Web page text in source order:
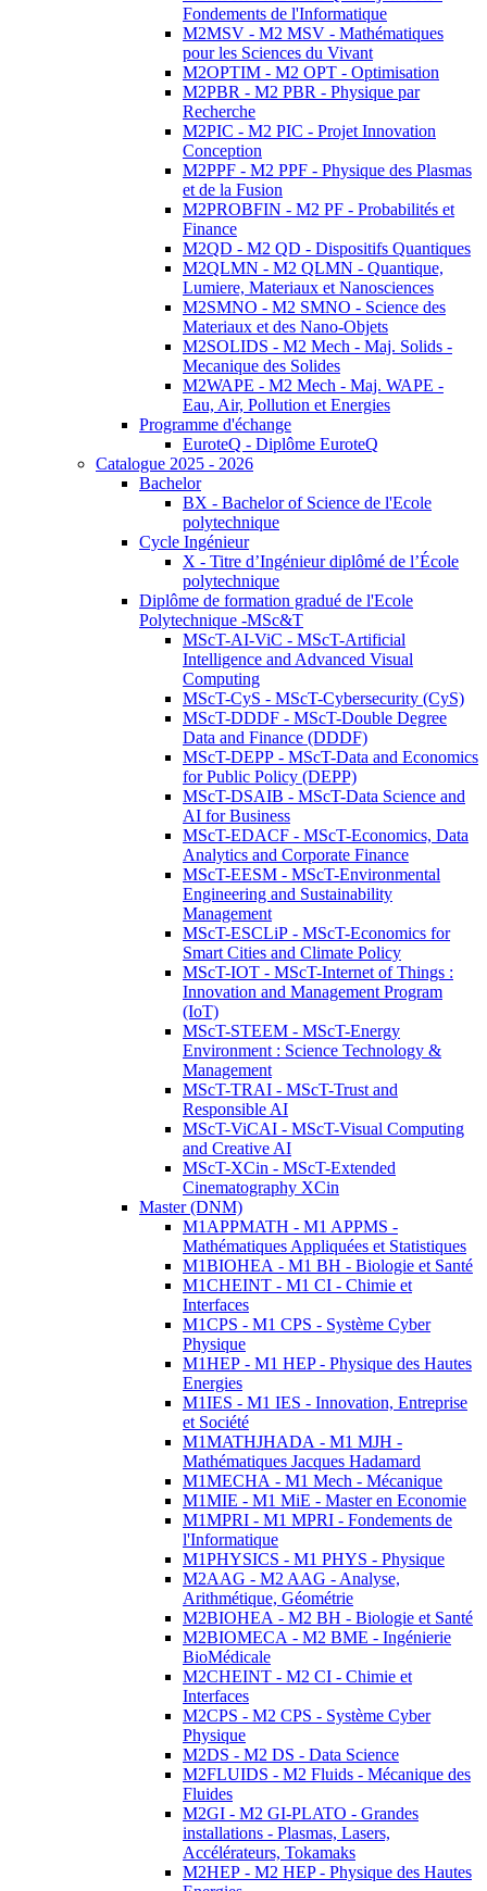
Fondements de l'Informatique
M2MSV - M2 MSV - Mathématiques
pour les Sciences du Vivant
M2OPTIM - M2 OPT - Optimisation
M2PBR - M2 PBR - Physique par
Recherche
M2PIC - M2 PIC - Projet Innovation
Conception
M2PPF - M2 PPF - Physique des Plasmas
et de la Fusion
M2PROBFIN - M2 PF - Probabilités et
Finance
M2QD - M2 QD - Dispositifs Quantiques
M2QLMN - M2 QLMN - Quantique,
Lumiere, Materiaux et Nanosciences
M2SMNO - M2 SMNO - Science des
Materiaux et des Nano-Objets
M2SOLIDS - M2 Mech - Maj. Solids -
Mecanique des Solides
M2WAPE - M2 Mech - Maj. WAPE -
Eau, Air, Pollution et Energies
Programme d'échange
EuroteQ - Diplôme EuroteQ
Catalogue 2025 - 2026
Bachelor
BX - Bachelor of Science de l'Ecole
polytechnique
Cycle Ingénieur
X - Titre d’Ingénieur diplômé de l’École
polytechnique
Diplôme de formation gradué de l'Ecole
Polytechnique -MSc&T
MScT-AI-ViC - MScT-Artificial
Intelligence and Advanced Visual
Computing
MScT-CyS - MScT-Cybersecurity (CyS)
MScT-DDDF - MScT-Double Degree
Data and Finance (DDDF)
MScT-DEPP - MScT-Data and Economics
for Public Policy (DEPP)
MScT-DSAIB - MScT-Data Science and
AI for Business
MScT-EDACF - MScT-Economics, Data
Analytics and Corporate Finance
MScT-EESM - MScT-Environmental
Engineering and Sustainability
Management
MScT-ESCLiP - MScT-Economics for
Smart Cities and Climate Policy
MScT-IOT - MScT-Internet of Things :
Innovation and Management Program
(IoT)
MScT-STEEM - MScT-Energy
Environment : Science Technology &
Management
MScT-TRAI - MScT-Trust and
Responsible AI
MScT-ViCAI - MScT-Visual Computing
and Creative AI
MScT-XCin - MScT-Extended
Cinematography XCin
Master (DNM)
M1APPMATH - M1 APPMS -
Mathématiques Appliquées et Statistiques
M1BIOHEA - M1 BH - Biologie et Santé
M1CHEINT - M1 CI - Chimie et
Interfaces
M1CPS - M1 CPS - Système Cyber
Physique
M1HEP - M1 HEP - Physique des Hautes
Energies
M1IES - M1 IES - Innovation, Entreprise
et Société
M1MATHJHADA - M1 MJH -
Mathématiques Jacques Hadamard
M1MECHA - M1 Mech - Mécanique
M1MIE - M1 MiE - Master en Economie
M1MPRI - M1 MPRI - Fondements de
l'Informatique
M1PHYSICS - M1 PHYS - Physique
M2AAG - M2 AAG - Analyse,
Arithmétique, Géométrie
M2BIOHEA - M2 BH - Biologie et Santé
M2BIOMECA - M2 BME - Ingénierie
BioMédicale
M2CHEINT - M2 CI - Chimie et
Interfaces
M2CPS - M2 CPS - Système Cyber
Physique
M2DS - M2 DS - Data Science
M2FLUIDS - M2 Fluids - Mécanique des
Fluides
M2GI - M2 GI-PLATO - Grandes
installations - Plasmas, Lasers,
Accélérateurs, Tokamaks
M2HEP - M2 HEP - Physique des Hautes